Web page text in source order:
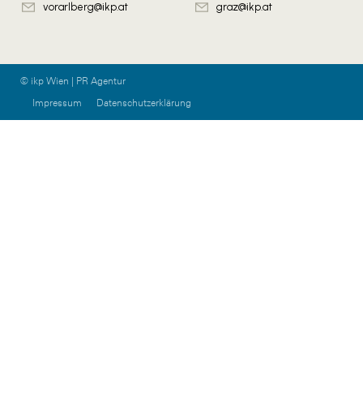
vorarlberg@ikp.at
graz@ikp.at
© ikp Wien | PR Agentur
Impressum
Datenschutzerklärung